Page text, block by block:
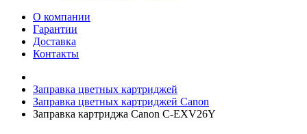
О компании
Гарантии
Доставка
Контакты
Заправка цветных картриджей
Заправка цветных картриджей Canon
Заправка картриджа Canon C-EXV26Y